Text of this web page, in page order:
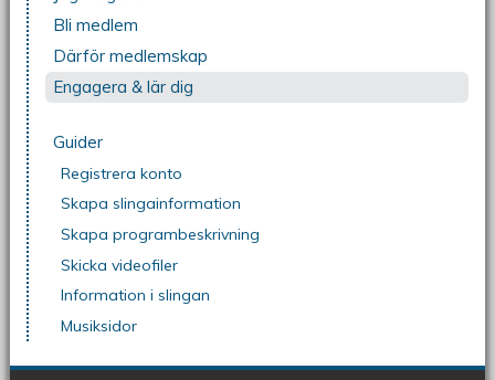
Bli medlem
Därför medlemskap
Engagera & lär dig
Guider
Registrera konto
Skapa slingainformation
Skapa programbeskrivning
Skicka videofiler
Information i slingan
Musiksidor